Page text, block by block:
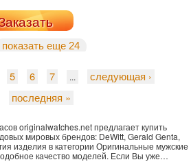
показать еще 24
5 6 7 ...
следующая ›
последняя »
originalwatches.net предлагает купить
мировых брендов: DeWitt, Gerald Genta,
изделия в категории Оригинальные мужские
качество моделей. Если Вы уже